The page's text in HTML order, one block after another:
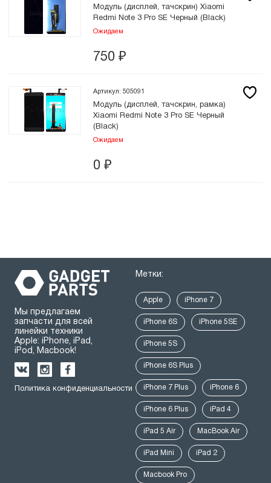
Модуль (дисплей, тачскрин) Xiaomi
Redmi Note 3 Pro SE Черный (Black)
Ожидаем
750 ₽
Артикул: 505091
Модуль (дисплей, тачскрин, рамка)
Xiaomi Redmi Note 3 Pro SE Черный
(Black)
Ожидаем
0 ₽
Мы предлагаем
запчасти для всей
линейки техники
Apple: iPhone, iPad,
iPod, Macbook!
Политика конфиденциальности
Метки:
Apple iPhone 7
iPhone 6S iPhone 5SE
iPhone 5S
iPhone 6S Plus
iPhone 7 Plus iPhone 6
iPhone 6 Plus iPad 4
iPad 5 Air MacBook Air
iPad Mini iPad 2
Macbook Pro